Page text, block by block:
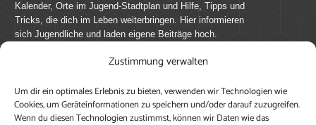
Zustimmung verwalten
Um dir ein optimales Erlebnis zu bieten, verwenden wir Technologien wie
Cookies, um Geräteinformationen zu speichern und/oder darauf zuzugreifen.
Wenn du diesen Technologien zustimmst, können wir Daten wie das
Kalender, Orte im Jugend-Stadtplan und Hilfe, Tipps und
Tricks, die dich im Leben weiterbringen. Hier informieren
sich Jugendliche und laden eigene Beiträge hoch.
Mach mit bei youpod.de!
youpod.de lebt von Menschen wie dir. Sammel
journalistische Erfahrung, teile deine Perspektive und